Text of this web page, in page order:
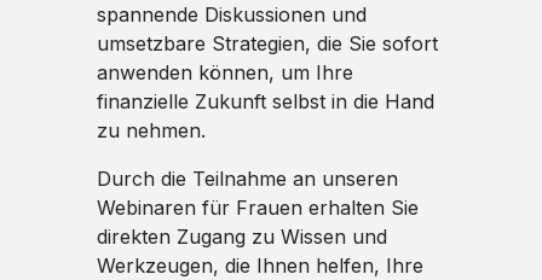
spannende Diskussionen und
umsetzbare Strategien, die Sie sofort
anwenden können, um Ihre
finanzielle Zukunft selbst in die Hand
zu nehmen.
Durch die Teilnahme an unseren
Webinaren für Frauen erhalten Sie
direkten Zugang zu Wissen und
Werkzeugen, die Ihnen helfen, Ihre